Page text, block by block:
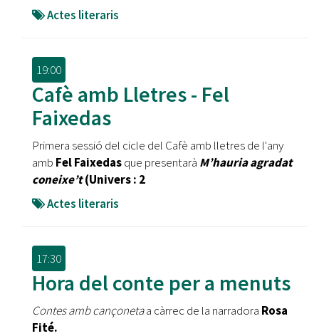
Actes literaris
19:00
Cafè amb Lletres - Fel
Faixedas
Primera sessió del cicle del Cafè amb lletres de l'any
amb Fel Faixedasque presentarà M’hauria agradat
coneixe’t(Univers : 2
Actes literaris
17:30
Hora del conte per a menuts
Contes amb cançonetaa càrrec de la narradora Rosa
Fité.